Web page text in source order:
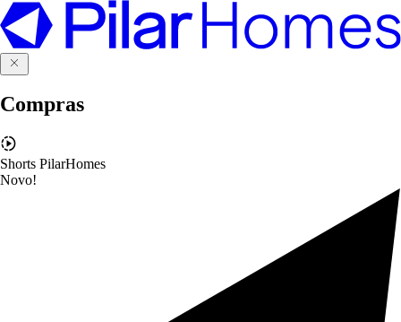
Compras
Shorts PilarHomes
Novo!